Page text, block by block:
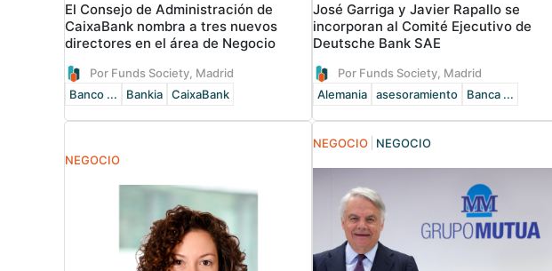
El Consejo de Administración de
CaixaBank nombra a tres nuevos
directores en el área de Negocio
Por Funds Society, Madrid
Banco ...
Bankia CaixaBank
José Garriga y Javier Rapallo se
incorporan al Comité Ejecutivo de
Deutsche Bank SAE
Por Funds Society, Madrid
Alemania
asesoramiento Banca ...
NEGOCIO
NEGOCIO NEGOCIO